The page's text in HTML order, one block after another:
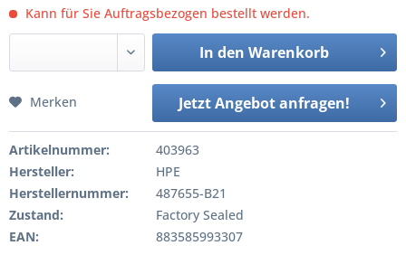
Kann für Sie Auftragsbezogen bestellt werden.
In den Warenkorb
Jetzt Angebot anfragen!
Merken
Artikelnummer:
403963
Hersteller:
HPE
Herstellernummer:
487655-B21
Zustand:
Factory Sealed
EAN:
883585993307